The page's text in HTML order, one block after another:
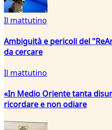
Il mattutino
Ambiguità e pericoli del
da cercare
Il mattutino
«In Medio Oriente tanta
ricordare e non odiare